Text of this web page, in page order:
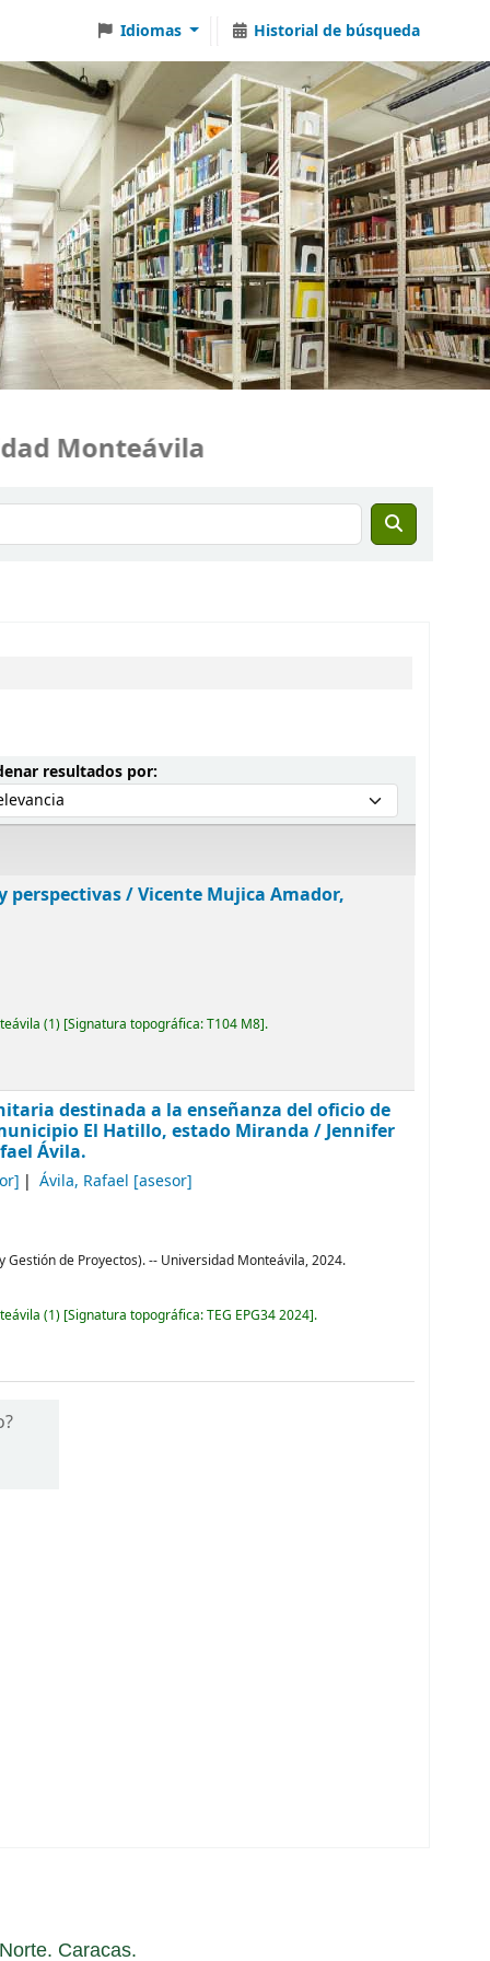
Idiomas Historial de búsqueda
Monteávila
resultados por:Ordenar por:
perspectivas /Vicente Mujica Amador,
(1) Signatura topográfica:T104 M8 .
destinada a la enseñanza del oficio de
El Hatillo, estado Miranda/ Jennifer
Ávila.
Ávila, Rafael [asesor]
de Proyectos). -- Universidad Monteávila, 2024.
(1) Signatura topográfica:TEG EPG34 2024 .
Caracas.